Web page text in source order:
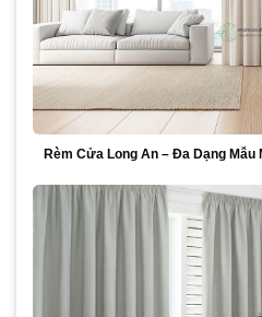
Rèm Cửa Long An – Đa Dạng Mẫu